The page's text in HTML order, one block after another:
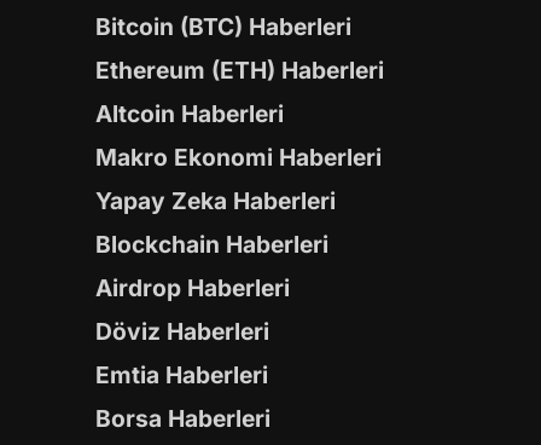
Bitcoin (BTC) Haberleri
Ethereum (ETH) Haberleri
Altcoin Haberleri
Makro Ekonomi Haberleri
Yapay Zeka Haberleri
Blockchain Haberleri
Airdrop Haberleri
Döviz Haberleri
Emtia Haberleri
Borsa Haberleri